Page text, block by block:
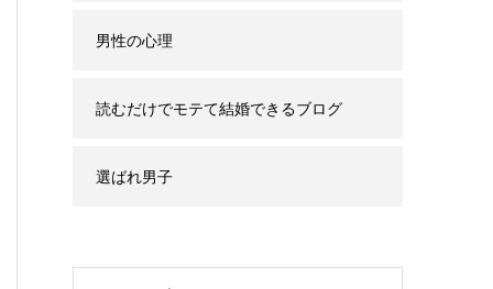
男性の心理
読むだけでモテて結婚できるブログ
選ばれ男子